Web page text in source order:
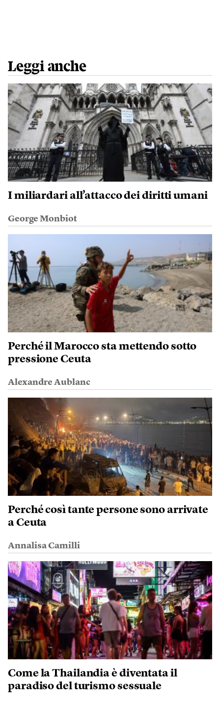
Leggi anche
I miliardari all’attacco dei diritti umani
George Monbiot
Perché il Marocco sta mettendo sotto
pressione Ceuta
Alexandre Aublanc
Perché così tante persone sono arrivate
a Ceuta
Annalisa Camilli
Come la Thailandia è diventata il
paradiso del turismo sessuale